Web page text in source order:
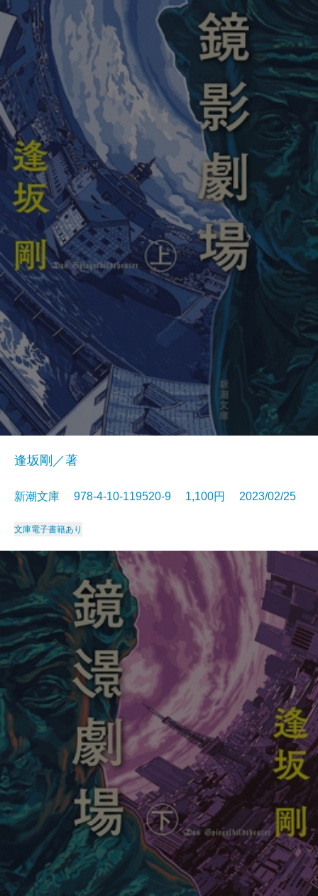
逢坂剛／著
新潮文庫 978-4-10-119520-9 1,100円 2023/02/25
文庫電子書籍あり